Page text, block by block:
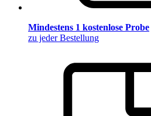
Mindestens 1 kostenlose Probe
zu jeder Bestellung